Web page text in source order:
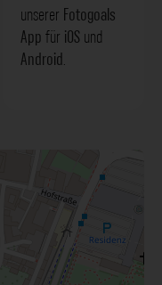
unserer Fotogoals
App für iOS und
Android.